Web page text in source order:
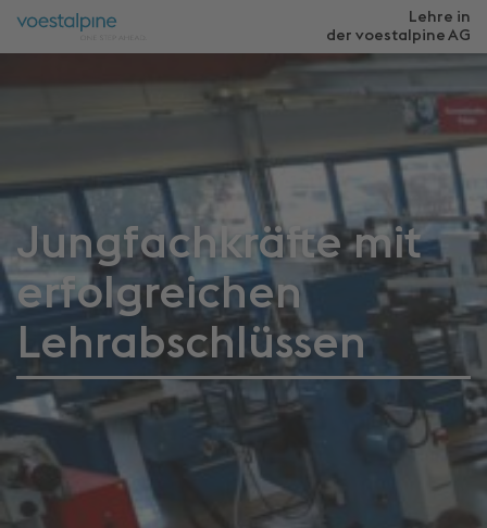
Lehre in
der voestalpine AG
Jungfachkräfte mit
erfolgreichen
Lehrabschlüssen